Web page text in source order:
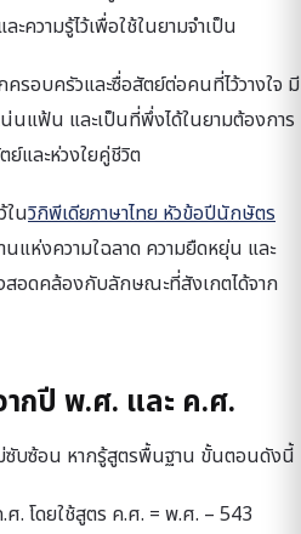
ความรู้ไว้เพื่อใช้ในยามจำเป็น
อบครัวและซื่อสัตย์ต่อคนที่ไว้วางใจ มี
นแฟ้น และเป็นที่พึ่งได้ในยามต้องการ
และห่วงใยคู่ชีวิต
ในวิกิพีเดียภาษาไทย หัวข้อปีนักษัตร
แห่งความใฉลาด ความยืดหยุ่น และ
สอดคล้องกับลักษณะที่สังเกตได้จาก
กปี พ.ศ. และ ค.ศ.
บซ้อน หากรู้สูตรพื้นฐาน ขั้นตอนดังนี้
โดยใช้สูตร ค.ศ. = พ.ศ. – 543